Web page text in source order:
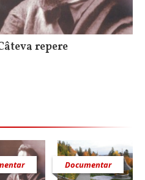
repere
Documentar